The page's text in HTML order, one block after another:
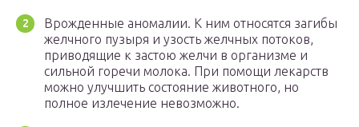
Врожденные аномалии. К ним относятся загибы
желчного пузыря и узость желчных потоков,
приводящие к застою желчи в организме и
сильной горечи молока. При помощи лекарств
можно улучшить состояние животного, но
полное излечение невозможно.